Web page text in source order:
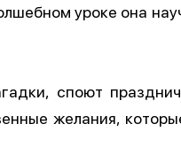
уроке она
споют
желания,